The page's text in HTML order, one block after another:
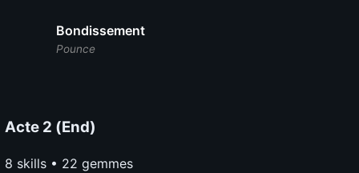
Bondissement
Pounce
Acte 2 (End)
8 skills • 22 gemmes